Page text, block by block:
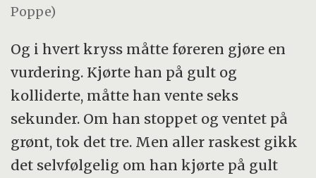
Poppe)
Og i hvert kryss måtte føreren gjøre en
vurdering. Kjørte han på gult og
kolliderte, måtte han vente seks
sekunder. Om han stoppet og ventet på
grønt, tok det tre. Men aller raskest gikk
det selvfølgelig om han kjørte på gult